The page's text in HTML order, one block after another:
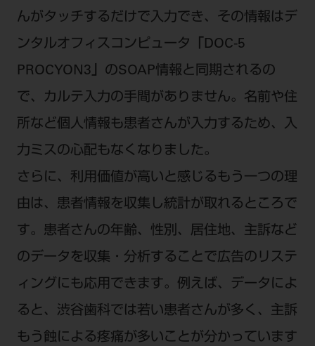
んがタッチするだけで入力でき、その情報はデ
ンタルオフィスコンピュータ 「DOC-5
PROCYON3」 のSOAP情報と同期されるの
で、カルテ入力の手間がありません。名前や住
所など個人情報も患者さんが入力するため、入
力ミスの心配もなくなりました。
さらに、利用価値が高いと感じるもう一つの理
由は、患者情報を収集し統計が取れるところで
す。患者さんの年齢、性別、居住地、主訴など
のデータを収集・分析することで広告のリステ
ィングにも応用できます。例えば、データによ
ると、渋谷歯科では若い患者さんが多く、主訴
もう蝕による疼痛が多いことが分かっています